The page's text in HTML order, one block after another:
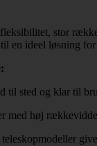
stor
en ideel løsning
til sted og klar til
med høj